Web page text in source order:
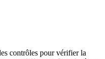
contrôles pour vérifier la